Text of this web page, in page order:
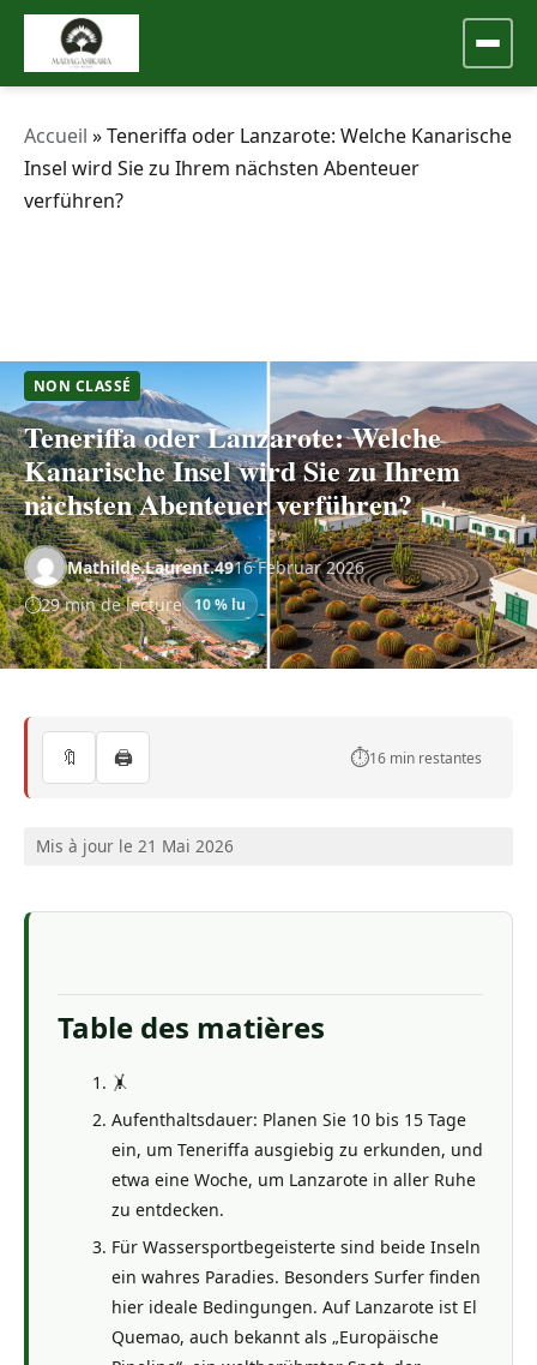
Accueil »Teneriffa oder Lanzarote: Welche Kanarische
Insel wird Sie zu Ihrem nächsten Abenteuer
verführen?
NON CLASSÉ
Teneriffa oder Lanzarote: Welche
Kanarische Insel wird Sie zu Ihrem
nächsten Abenteuer verführen?
Mathilde.Laurent.4916 Februar 2026
29 min de lecture 10 % lu
🔖 🖨️ ⏱️16 min restantes
Mis à jour le 21 Mai 2026
Table des matières
🤸
Aufenthaltsdauer: Planen Sie 10 bis 15 Tage
ein, um Teneriffa ausgiebig zu erkunden, und
etwa eine Woche, um Lanzarote in aller Ruhe
zu entdecken.
Für Wassersportbegeisterte sind beide Inseln
ein wahres Paradies. Besonders Surfer finden
hier ideale Bedingungen. Auf Lanzarote ist El
Quemao, auch bekannt als „Europäische